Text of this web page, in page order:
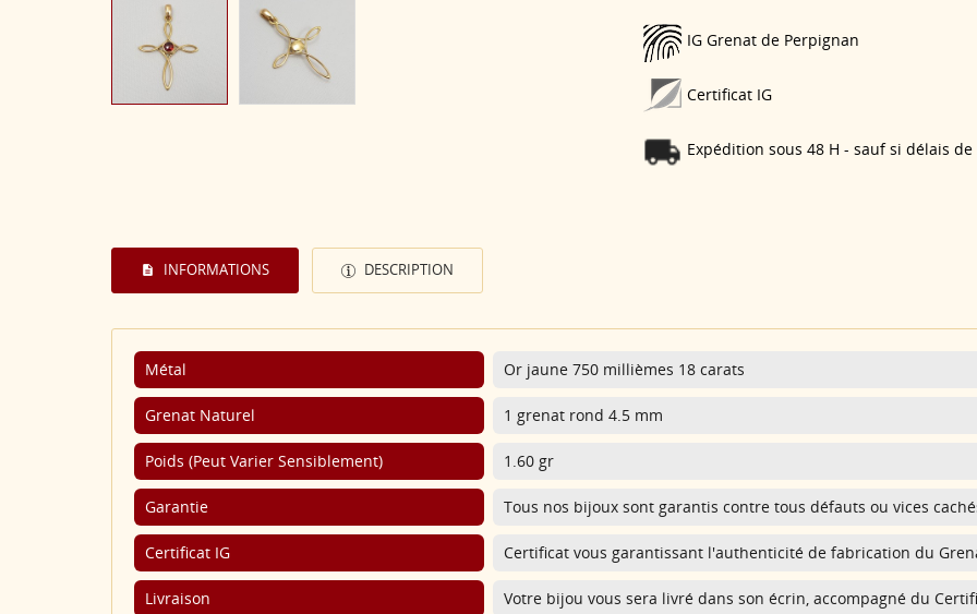
IG Grenat de Perpignan
Certificat IG
Expédition sous 48 H - sauf si délais
INFORMATIONS DESCRIPTION
Métal Or jaune 750 millièmes 18 carats
Grenat Naturel 1 grenat rond 4.5 mm
Poids (Peut Varier Sensiblement) 1.60 gr
Garantie Tous nos bijoux sont garantis contre tous défauts ou vices
Certificat IG Certificat vous garantissant l'authenticité de fabrication du
Livraison Votre bijou vous sera livré dans son écrin, accompagné du